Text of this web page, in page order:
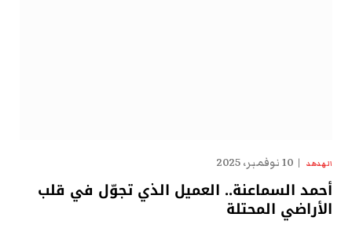
الهدهد 10 نوفمبر، 2025
أحمد السماعنة.. العميل الذي تجوّل في قلب
الأراضي المحتلة